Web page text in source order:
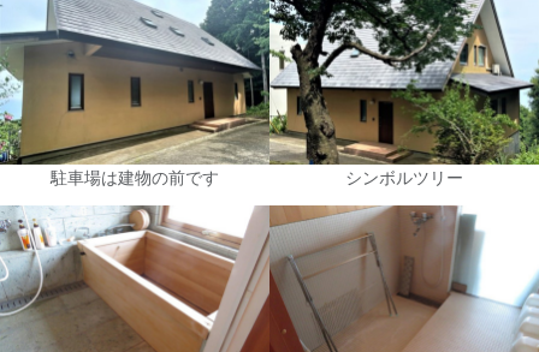
駐車場は建物の前です シンボルツリー